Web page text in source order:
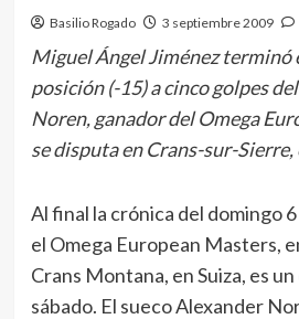
Basilio Rogado 3 septiembre 2009
Miguel Ángel Jiménez terminó
posición (-15) a cinco golpes
Noren, ganador del Omega
se disputa en Crans-sur-Sierre,
Al final la crónica del domingo
el Omega European Masters,
Crans Montana, en Suiza, es
sábado. El sueco Alexander